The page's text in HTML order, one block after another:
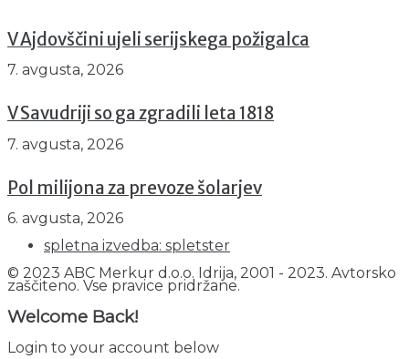
V Ajdovščini ujeli serijskega požigalca
7. avgusta, 2026
V Savudriji so ga zgradili leta 1818
7. avgusta, 2026
Pol milijona za prevoze šolarjev
6. avgusta, 2026
spletna izvedba: spletster
© 2023 ABC Merkur d.o.o. Idrija, 2001 - 2023. Avtorsko
zaščiteno. Vse pravice pridržane.
Welcome Back!
Login to your account below